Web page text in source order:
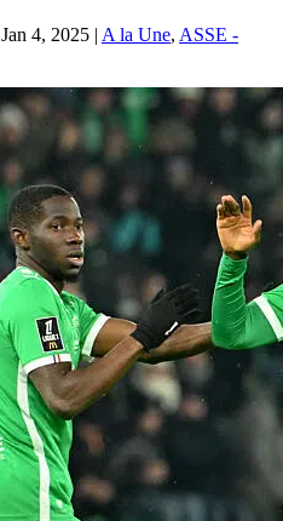
Jan 4, 2025 | A la Une, ASSE -